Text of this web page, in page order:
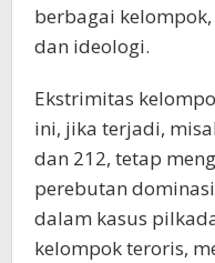
berbagai
dan ideologi.
Ekstrimitas
ini, jika terjadi,
dan 212, tetap
perebutan
dalam kasus
kelompok teroris,